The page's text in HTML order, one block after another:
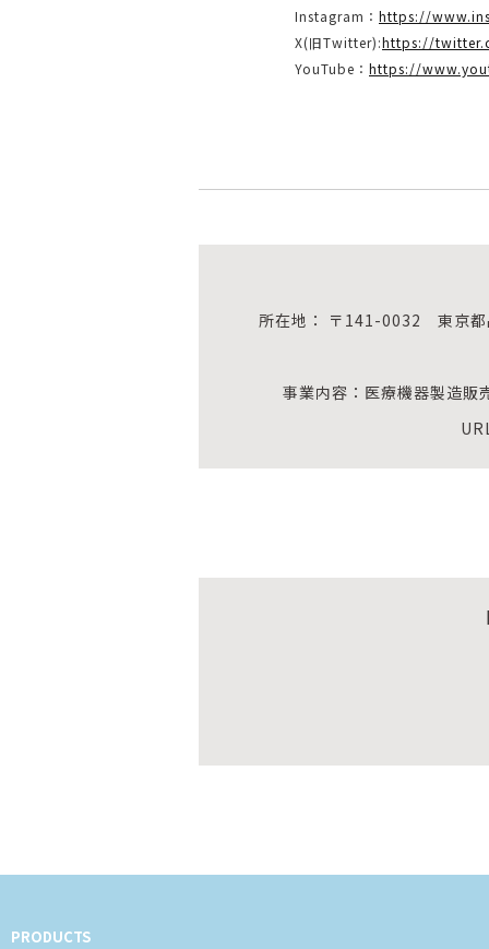
Instagram： https://
X(旧Twitter):https://
YouTube： https://
所在地： 〒141-0032 東京都
事業内容：医療機器製造販
PRODUCTS